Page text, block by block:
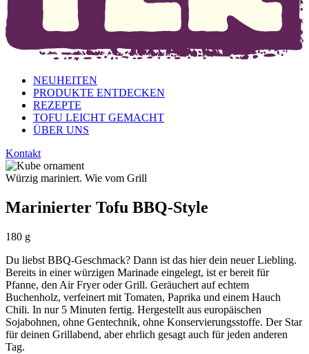
NEUHEITEN
PRODUKTE ENTDECKEN
REZEPTE
TOFU LEICHT GEMACHT
ÜBER UNS
Kontakt
Würzig mariniert. Wie vom Grill
Marinierter Tofu BBQ-Style
180 g
Du liebst BBQ-Geschmack? Dann ist das hier dein neuer Liebling.
Bereits in einer würzigen Marinade eingelegt, ist er bereit für
Pfanne, den Air Fryer oder Grill. Geräuchert auf echtem
Buchenholz, verfeinert mit Tomaten, Paprika und einem Hauch
Chili. In nur 5 Minuten fertig. Hergestellt aus europäischen
Sojabohnen, ohne Gentechnik, ohne Konservierungsstoffe. Der Star
für deinen Grillabend, aber ehrlich gesagt auch für jeden anderen
Tag.